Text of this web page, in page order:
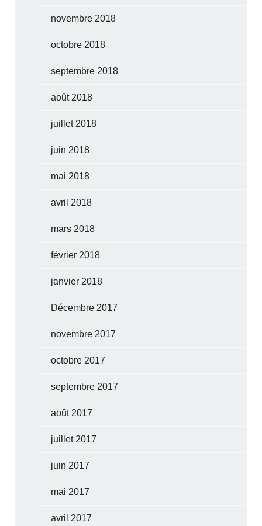
novembre 2018
octobre 2018
septembre 2018
août 2018
juillet 2018
juin 2018
mai 2018
avril 2018
mars 2018
février 2018
janvier 2018
Décembre 2017
novembre 2017
octobre 2017
septembre 2017
août 2017
juillet 2017
juin 2017
mai 2017
avril 2017